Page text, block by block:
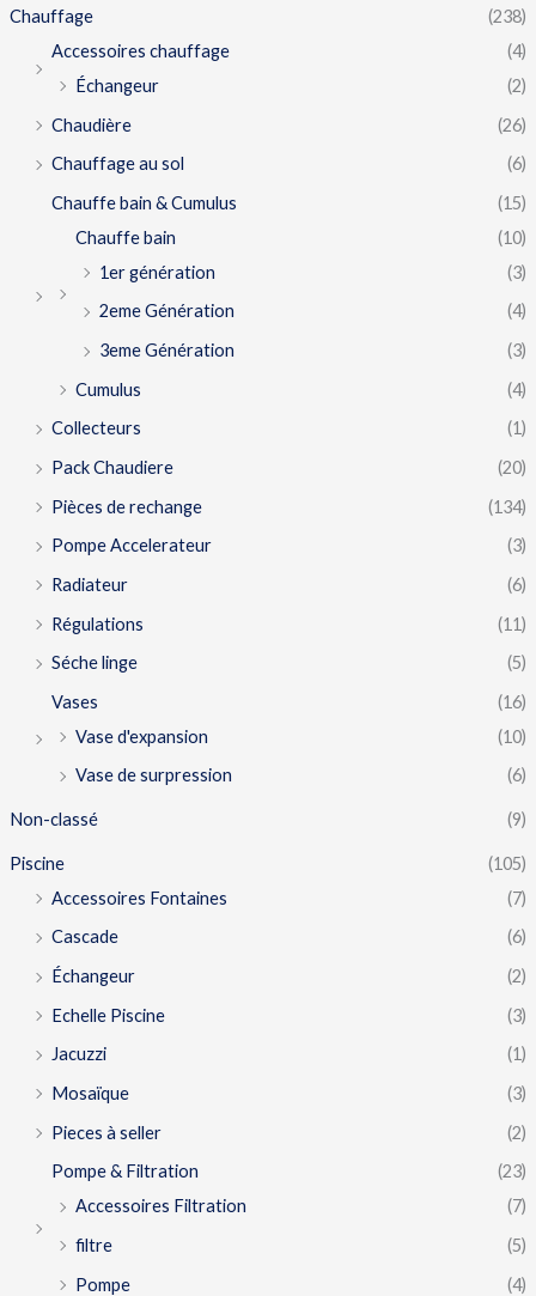
Chauffage
(238)
Accessoires chauffage
(4)
Échangeur
(2)
Chaudière
(26)
Chauffage au sol
(6)
Chauffe bain & Cumulus
(15)
Chauffe bain
(10)
1er génération
(3)
2eme Génération
(4)
3eme Génération
(3)
Cumulus
(4)
Collecteurs
(1)
Pack Chaudiere
(20)
Pièces de rechange
(134)
Pompe Accelerateur
(3)
Radiateur
(6)
Régulations
(11)
Séche linge
(5)
Vases
(16)
Vase d'expansion
(10)
Vase de surpression
(6)
Non-classé (9)
Piscine
(105)
Accessoires Fontaines
(7)
Cascade
(6)
Échangeur
(2)
Echelle Piscine
(3)
Jacuzzi
(1)
Mosaïque
(3)
Pieces à seller
(2)
Pompe & Filtration
(23)
Accessoires Filtration
(7)
filtre
(5)
Pompe
(4)